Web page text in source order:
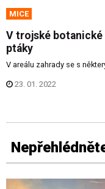
MICE
V trojské
ptáky
V areálu zahrady se s
23. 01. 2022